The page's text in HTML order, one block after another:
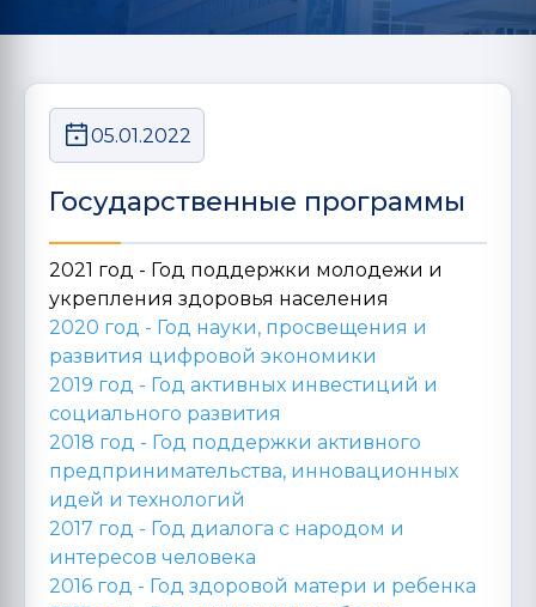
05.01.2022
Государственные программы
2021 год - Год поддержки молодежи и
укрепления здоровья населения
2020 год - Год науки, просвещения и
развития цифровой экономики
2019 год - Год активных инвестиций и
социального развития
2018 год - Год поддержки активного
предпринимательства, инновационных
идей и технологий
2017 год - Год диалога с народом и
интересов человека
2016 год - Год здоровой матери и ребенка